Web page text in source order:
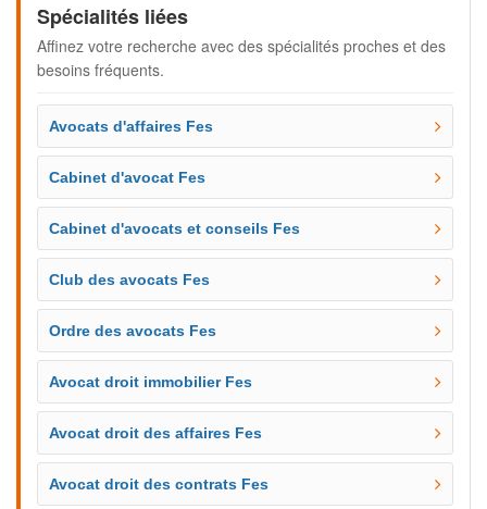
Spécialités liées
Affinez votre recherche avec des spécialités proches et des
besoins fréquents.
Avocats d'affaires Fes
Cabinet d'avocat Fes
Cabinet d'avocats et conseils Fes
Club des avocats Fes
Ordre des avocats Fes
Avocat droit immobilier Fes
Avocat droit des affaires Fes
Avocat droit des contrats Fes